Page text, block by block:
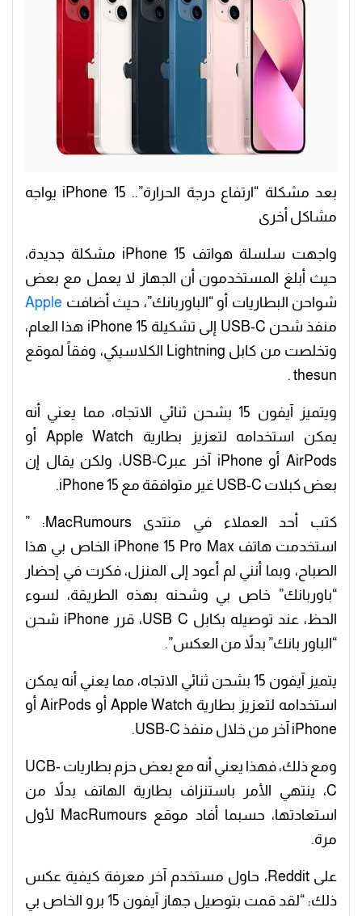
بعد مشكلة “ارتفاع درجة الحرارة”.. iPhone 15 يواجه
مشاكل أخرى
واجهت سلسلة هواتف iPhone 15 مشكلة جديدة،
حيث أبلغ المستخدمون أن الجهاز لا يعمل مع بعض
شواحن البطاريات أو “الباوربانك”، حيث أضافت Apple
منفذ شحن USB-C إلى تشكيلة iPhone 15 هذا العام،
وتخلصت من كابل Lightning الكلاسيكي، وفقاً لموقع
thesun .
ويتميز آيفون 15 بشحن ثنائي الاتجاه، مما يعني أنه
يمكن استخدامه لتعزيز بطارية Apple Watch أو
AirPods أو ‌iPhone‌ آخر عبرUSB-C، ولكن يقال إن
بعض كبلات USB-C غير متوافقة مع iPhone 15.
كتب أحد العملاء في منتدى MacRumours: ”
استخدمت هاتف iPhone 15 Pro Max الخاص بي هذا
الصباح، وبما أنني لم أعود إلى المنزل، فكرت في إحضار
“باوربانك” خاص بي وشحنه بهذه الطريقة، لسوء
الحظ، عند توصيله بكابل USB C، قرر iPhone شحن
“الباور بانك” بدلاً من العكس”.
يتميز آيفون 15 بشحن ثنائي الاتجاه، مما يعني أنه يمكن
استخدامه لتعزيز بطارية Apple Watch أو AirPods أو
‌iPhone‌ آخر من خلال منفذ USB-C.
ومع ذلك، فهذا يعني أنه مع بعض حزم بطاريات UCB-
C، ينتهي الأمر باستنزاف بطارية الهاتف بدلاً من
استعادتها، حسبما أفاد موقع MacRumours لأول
مرة.
على Reddit، حاول مستخدم آخر معرفة كيفية عكس
ذلك: “لقد قمت بتوصيل جهاز آيفون 15 برو الخاص بي